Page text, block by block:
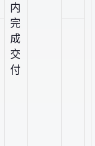
内
完
成
交
付